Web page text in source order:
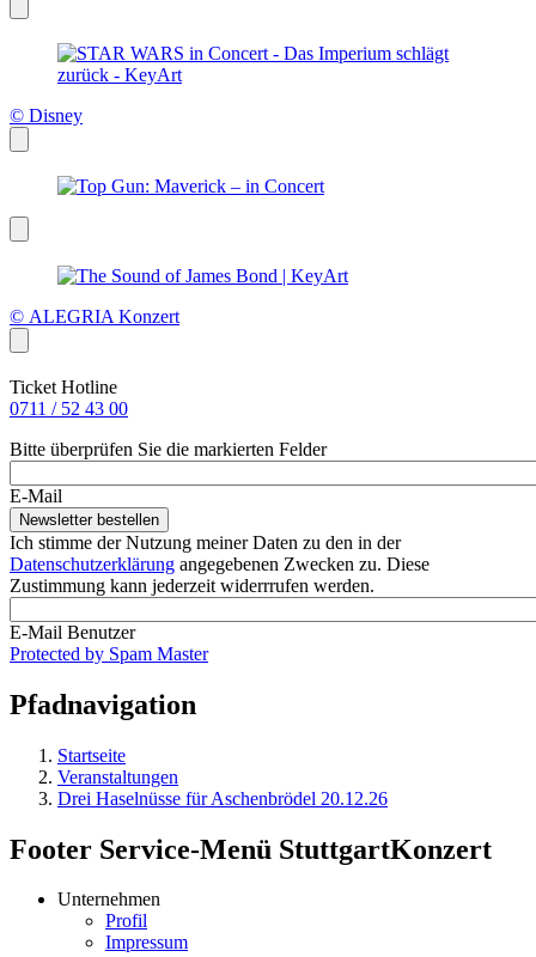
© Disney
© ALEGRIA Konzert
Ticket Hotline
0711 / 52 43 00
Bitte überprüfen Sie die markierten Felder
E-Mail
Ich stimme der Nutzung meiner Daten zu den in der
Datenschutzerklärung angegebenen Zwecken zu. Diese
Zustimmung kann jederzeit widerrrufen werden.
E-Mail Benutzer
Protected by Spam Master
Pfadnavigation
Startseite
Veranstaltungen
Drei Haselnüsse für Aschenbrödel 20.12.26
Footer Service-Menü StuttgartKonzert
Unternehmen
Profil
Impressum